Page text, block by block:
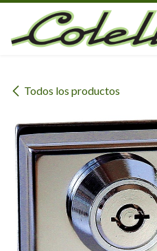
Ir al contenido
Todos los productos